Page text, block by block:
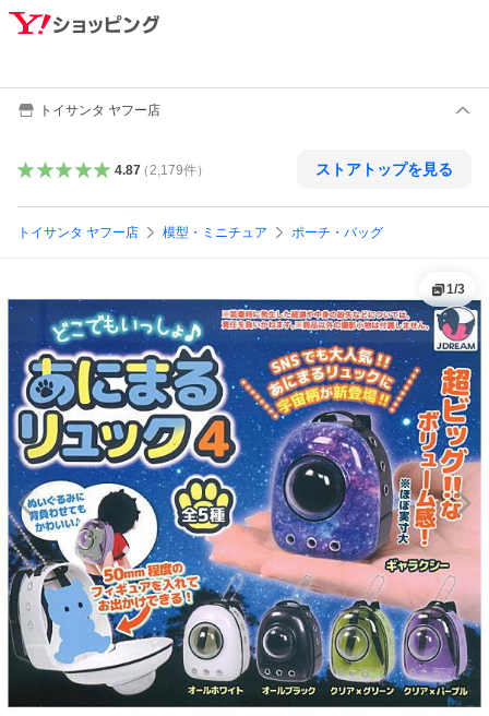
トイサンタ ヤフー店
4.87（ 2,179件） ストアトップを見る
トイサンタ ヤフー店 模型・ミニチュア ポーチ・バッグ
1/3